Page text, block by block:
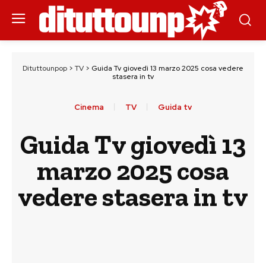
Dituttounpop > TV > Guida Tv giovedì 13 marzo 2025 cosa vedere
stasera in tv
Cinema TV Guida tv
Guida Tv giovedì 13
marzo 2025 cosa
vedere stasera in tv